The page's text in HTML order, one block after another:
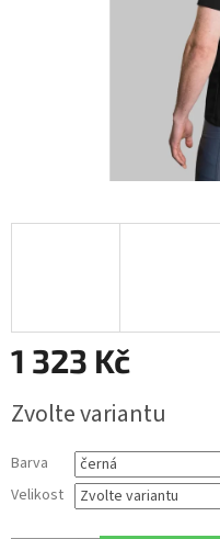
1 323 Kč
cena:
Zvolte variantu
Barva
Velikost